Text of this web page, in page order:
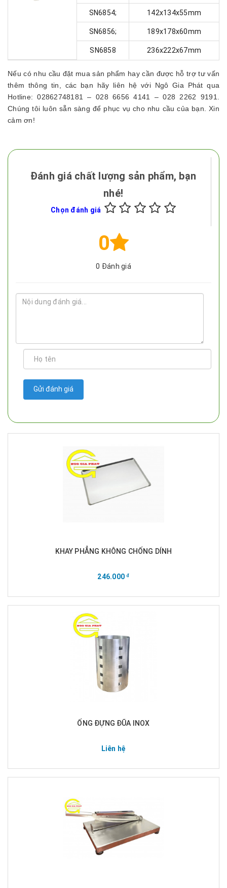
SN6854; 142x134x55mm
SN6856; 189x178x60mm
SN6858 236x222x67mm
Nếu có nhu cầu đặt mua sản phẩm hay cần được hỗ trợ tư vấn
thêm thông tin, các bạn hãy liên hệ với Ngô Gia Phát qua
Hotline: 02862748181 – 028 6656 4141 – 028 2262 9191.
Chúng tôi luôn sẵn sàng để phục vụ cho nhu cầu của bạn. Xin
cảm ơn!
Đánh giá chất lượng sản phẩm, bạn
nhé!
Chọn đánh giá
0
0 Đánh giá
Gửi đánh giá
KHAY PHẲNG KHÔNG CHỐNG DÍNH
246.000đ
ỐNG ĐỰNG ĐŨA INOX
Liên hệ